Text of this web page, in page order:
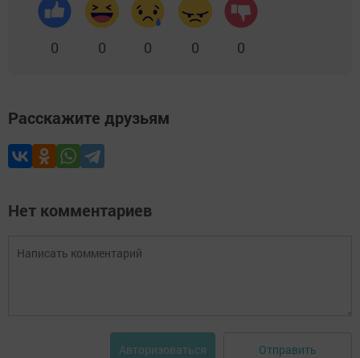
0 0 0 0 0
Расскажите друзьям
Нет комментариев
Авторизоваться Отправить